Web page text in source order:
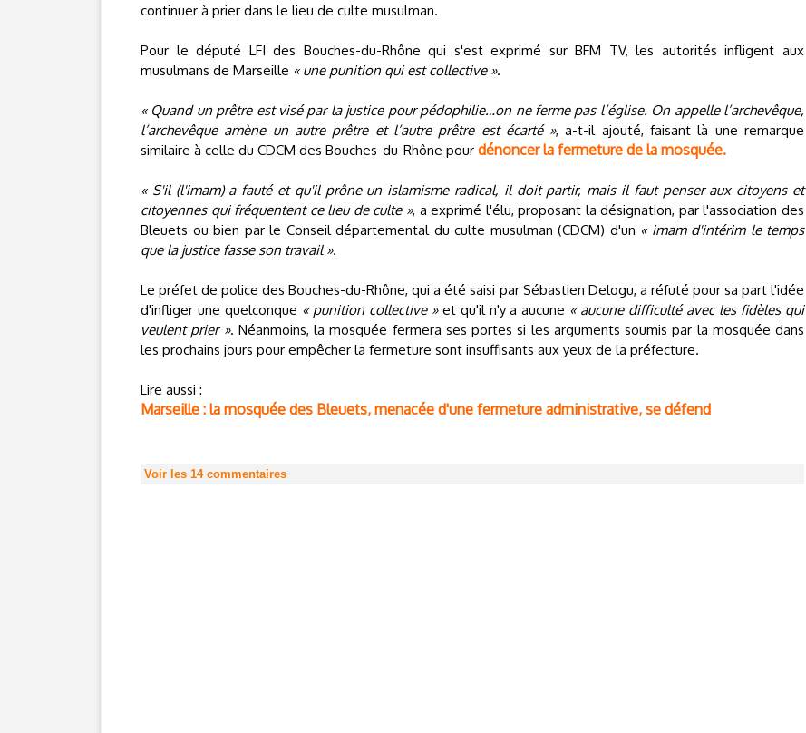
continuer à prier dans le lieu de culte musulman.
Pour le député LFI des Bouches-du-Rhône qui s'est exprimé sur BFM TV, les autorités infligent aux
musulmans de Marseille « une punition qui est collective ».
« Quand un prêtre est visé par la justice pour pédophilie…on ne ferme pas l’église. On appelle l’archevêque,
l’archevêque amène un autre prêtre et l’autre prêtre est écarté », a-t-il ajouté, faisant là une remarque
similaire à celle du CDCM des Bouches-du-Rhône pour dénoncer la fermeture de la mosquée.
« S'il (l'imam) a fauté et qu'il prône un islamisme radical, il doit partir, mais il faut penser aux citoyens et
citoyennes qui fréquentent ce lieu de culte », a exprimé l'élu, proposant la désignation, par l'association des
Bleuets ou bien par le Conseil départemental du culte musulman (CDCM) d'un « imam d'intérim le temps
que la justice fasse son travail ».
Le préfet de police des Bouches-du-Rhône, qui a été saisi par Sébastien Delogu, a réfuté pour sa part l'idée
d'infliger une quelconque « punition collective »et qu'il n'y a aucune « aucune difficulté avec les fidèles qui
veulent prier ». Néanmoins, la mosquée fermera ses portes si les arguments soumis par la mosquée dans
les prochains jours pour empêcher la fermeture sont insuffisants aux yeux de la préfecture.
Lire aussi :
Marseille : la mosquée des Bleuets, menacée d'une fermeture administrative, se défend
Voir les 14commentaires